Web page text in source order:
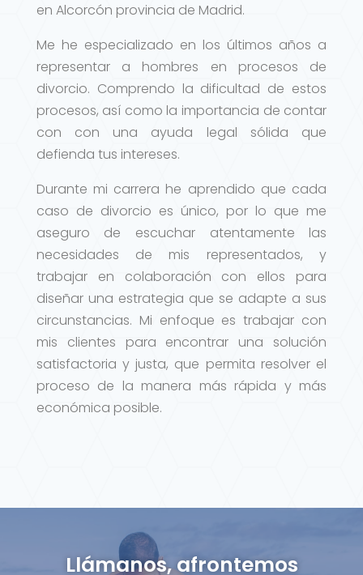
en Alcorcón provincia de Madrid.
Me he especializado en los últimos años a
representar a hombres en procesos de
divorcio. Comprendo la dificultad de estos
procesos, así como la importancia de contar
con con una ayuda legal sólida que
defienda tus intereses.
Durante mi carrera he aprendido que cada
caso de divorcio es único, por lo que me
aseguro de escuchar atentamente las
necesidades de mis representados, y
trabajar en colaboración con ellos para
diseñar una estrategia que se adapte a sus
circunstancias. Mi enfoque es trabajar con
mis clientes para encontrar una solución
satisfactoria y justa, que permita resolver el
proceso de la manera más rápida y más
económica posible.
Llámanos, afrontemos